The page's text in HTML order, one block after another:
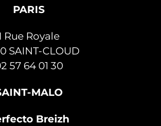
PARIS
Rue Royale
SAINT-CLOUD
57 64 01 30
MALO
Breizh